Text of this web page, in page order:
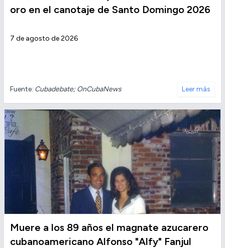
oro en el canotaje de Santo Domingo 2026
7 de agosto de 2026
Fuente: Cubadebate; OnCubaNews Leer más
Muere a los 89 años el magnate azucarero
cubanoamericano Alfonso "Alfy" Fanjul